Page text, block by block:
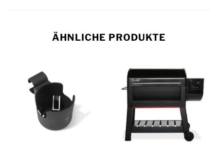
ÄHNLICHE PRODUKTE